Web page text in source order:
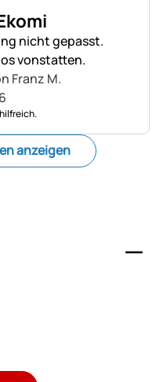
nicht gepasst.
vonstatten.
Franz M.
anzeigen